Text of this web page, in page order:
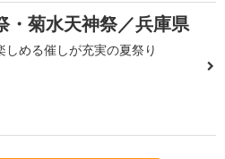
・菊水天神祭／兵庫県
しめる催しが充実の夏祭り